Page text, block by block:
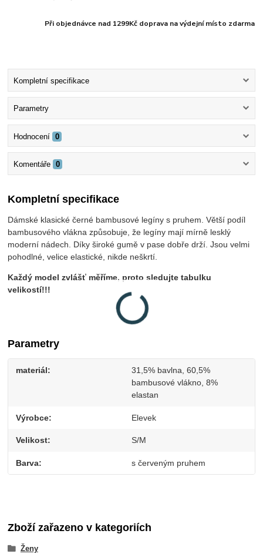
Při objednávce nad 1299Kč doprava na výdejní místo zdarma
Kompletní specifikace
Parametry
Hodnocení 0
Komentáře 0
Kompletní specifikace
Dámské klasické černé bambusové legíny s pruhem. Větší podíl
bambusového vlákna způsobuje, že legíny mají mírně lesklý
moderní nádech. Díky široké gumě v pase dobře drží. Jsou velmi
pohodlné, velice elastické, nikde neškrtí.
Každý model zvlášť měříme, proto sledujte tabulku
velikostí!!!
Parametry
materiál
31,5% bavlna, 60,5%
bambusové vlákno, 8%
elastan
Výrobce Elevek
Velikost S/M
Barva s červeným pruhem
Zboží zařazeno v kategoriích
Ženy